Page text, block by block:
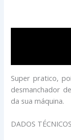
Super pratico,
desmanchador
da sua máquina.
DADOS